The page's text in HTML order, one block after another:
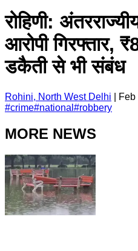
रोहिणी:
आरोपी गिरफ्तार,
डकैती से भी संबंध
Rohini, North West Delhi
Feb
#crime#national #robbery
MORE NEWS